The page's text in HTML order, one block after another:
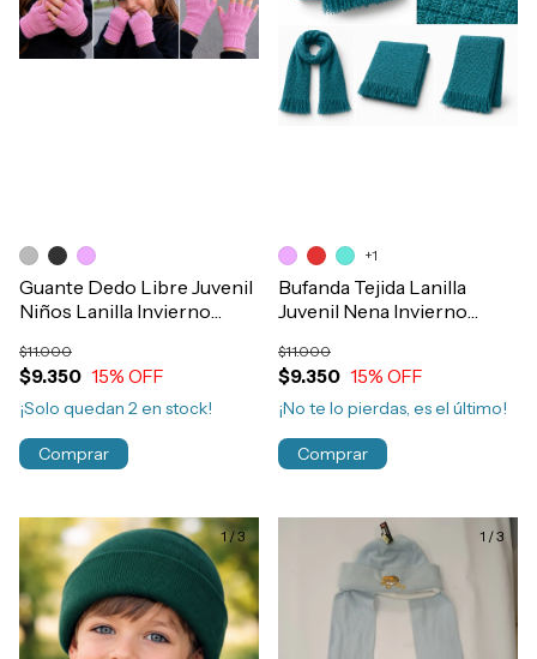
Guante Dedo Libre Juvenil
Niños Lanilla Invierno
$9.350
$11.000
15% OFF
¡Solo quedan 2en stock!
Comprar
Bufanda Tejida Lanilla
Juvenil Nena Invierno
$9.350
$11.000
15% OFF
¡No te lo pierdas, es el último!
+1
Comprar
1/3 1 /3